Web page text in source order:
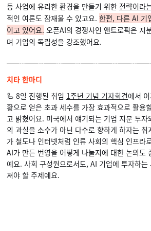
등 사업에 유리한 환경을 만들기 위한 전략이라
적인 여론도 잠재울 수 있고요. 한편, 다른 AI 기
이고 있어요. 오픈AI의 경쟁사인 앤트로픽은 지
며 기업의 독립성을 강조했어요.
치타 한마디
🦾 8일 진행된 취임 1주년 기념 기자회견에서
황으로 얻은 초과 세수를 가장 효과적으로 활용
고 밝혔어요. 미국에서 얘기되는 기업 지분 투
의 과실을 소수가 아닌 다수로 향하게 하자는
가 철도나 인터넷처럼 인류 사회의 핵심 인프라
AI가 만든 번영을 어떻게 나눌지에 대한 논의도
예요. 사회 구성원으로서도, AI 기업에 투자하
져야 할 주제예요.